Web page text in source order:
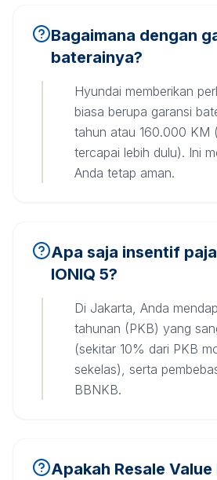
Bagaimana dengan
baterainya?
Hyundai memberikan
biasa berupa garansi
tahun atau 160.000 KM
tercapai lebih dulu). Ini
Anda tetap aman.
Apa saja insentif
IONIQ 5?
Di Jakarta, Anda
tahunan (PKB) yang
(sekitar 10% dari PKB
sekelas), serta
BBNKB.
Apakah Resale Value